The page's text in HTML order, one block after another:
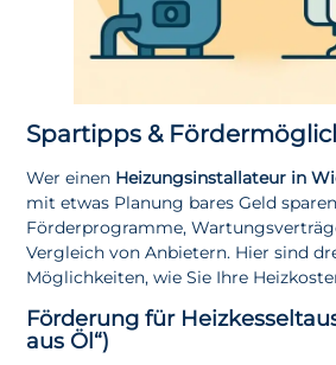
Spartipps &
Wer einen Heizungsinstallateur in
mit etwas Planung bares Geld
Förderprogramme,
Vergleich von Anbietern. Hier sind
Möglichkeiten, wie Sie Ihre
Förderung für
aus Öl“)